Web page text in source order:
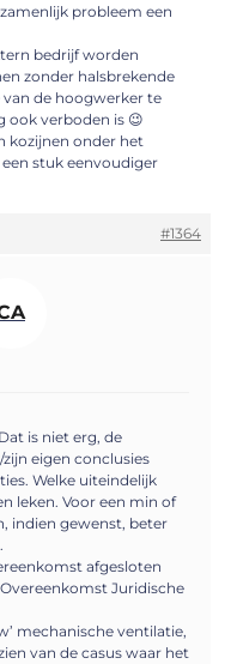
probleem een
bedrijf worden
zonder halsbrekende
de hoogwerker te
ook verboden is 😉
kozijnen onder het
stuk eenvoudiger
#1364
is niet erg, de
eigen conclusies
Welke uiteindelijk
leken. Voor een min of
indien gewenst, beter
afgesloten
Juridische
mechanische ventilatie,
van de casus waar het